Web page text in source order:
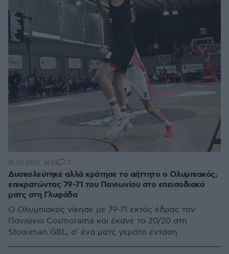
Δυσκολεύτηκε αλλά κράτησε το αήττητο ο Ολυμπιακός,
επικρατώντας 79-71 του Πανιωνίου στο επεισοδιακό
ματς στη Γλυφάδα
Ο Ολυμπιακός νίκησε με 79-71 εκτός έδρας τον
Πανιώνιο Cosmorama και έκανε το 20/20 στη
Stoiximan GBL, σ' ένα ματς γεμάτο ένταση
15.03.2026, 16:13 2